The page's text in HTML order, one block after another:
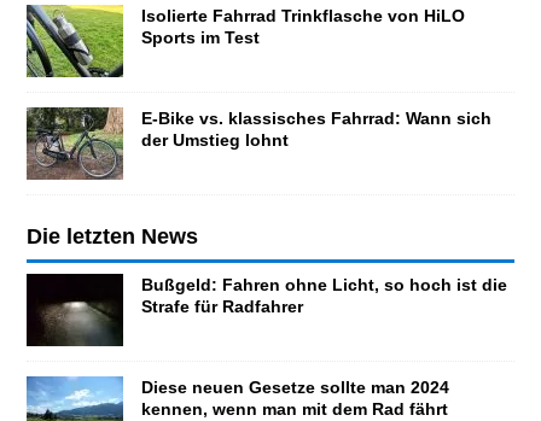
Isolierte Fahrrad Trinkflasche von HiLO
Sports im Test
E-Bike vs. klassisches Fahrrad: Wann sich
der Umstieg lohnt
Die letzten News
Bußgeld: Fahren ohne Licht, so hoch ist die
Strafe für Radfahrer
Diese neuen Gesetze sollte man 2024
kennen, wenn man mit dem Rad fährt